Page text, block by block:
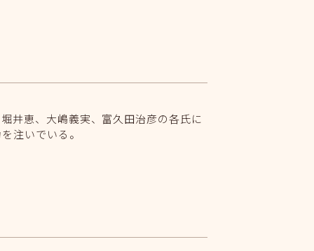
井恵、大嶋義実、富久田治彦の各氏に
注いでいる。